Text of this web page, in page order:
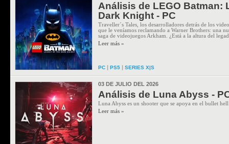
Análisis de LEGO Batman:
Dark Knight - PC
Traveller´s Tales, los desarrolladores detrás de los
que le veníamos reclamando a Warner Brothers: una
saga de videojuegos Arkham. ¿Está a la altura del
Leer más »
PC | PS5 | SERIES X|S
03 DE JULIO DEL 2026
Análisis de Luna Abyss -
Luna Abyss es un shooter que se apoya en el bullet
Leer más »